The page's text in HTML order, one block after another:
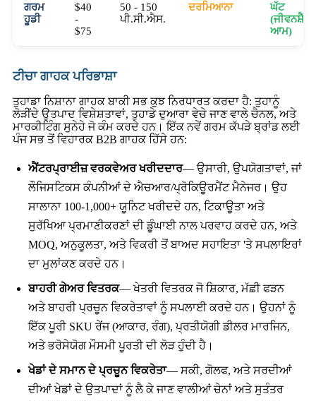
ਗਰਮ
ਹੂਡੀ
$40
-
$75
50 - 150
ਪੀ.ਸੀ.ਐਸ.
ਦਰਮਿਆਨਾ
ਘੱਟ
ਆਮ)
ਟੀਚਾ ਗਾਹਕ ਪਰਿਭਾਸ਼ਾ
ਤੁਹਾਡਾ ਨਿਸ਼ਾਨਾ ਗਾਹਕ ਬਾਕੀ ਸਭ ਕੁਝ ਨਿਰਧਾਰਤ ਕਰਦਾ ਹੈ: ਤੁਹਾਨੂੰ
ਲੋੜੀਂਦੇ ਉਤਪਾਦ ਵਿਸ਼ੇਸ਼ਤਾਵਾਂ, ਤੁਹਾਡੇ ਦੁਆਰਾ ਵੇਚੇ ਜਾਣ ਵਾਲੇ ਚੈਨਲ, ਅਤੇ
ਮਾਰਕੀਟਿੰਗ ਸੁਨੇਹੇ ਜੋ ਕੰਮ ਕਰਦੇ ਹਨ। ਇੱਕ ਨਵੇਂ ਗਰਮ ਕੱਪੜੇ ਬ੍ਰਾਂਡ ਲਈ
ਪੰਜ ਸਭ ਤੋਂ ਵਿਹਾਰਕ B2B ਗਾਹਕ ਹਿੱਸੇ ਹਨ:
ਐਂਟਰਪ੍ਰਾਈਜ਼ ਵਰਕਵੇਅਰ ਖਰੀਦਦਾਰ— ਉਸਾਰੀ, ਉਪਯੋਗਤਾਵਾਂ, ਜਾਂ
ਲੌਜਿਸਟਿਕਸ ਕੰਪਨੀਆਂ ਦੇ ਐਚਆਰ/ਪ੍ਰੋਕਿਊਰਮੈਂਟ ਮੈਨੇਜਰ। ਉਹ
ਸਾਲਾਨਾ 100-1,000+ ਯੂਨਿਟ ਖਰੀਦਦੇ ਹਨ, ਟਿਕਾਊਤਾ ਅਤੇ
ਸੁਰੱਖਿਆ ਪ੍ਰਮਾਣੀਕਰਣਾਂ ਦੀ ਡੂੰਘਾਈ ਨਾਲ ਪਰਵਾਹ ਕਰਦੇ ਹਨ, ਅਤੇ
MOQ, ਅਨੁਕੂਲਤਾ, ਅਤੇ ਵਿਕਰੀ ਤੋਂ ਬਾਅਦ ਸਹਾਇਤਾ 'ਤੇ ਸਪਲਾਇਰਾਂ
ਦਾ ਮੁਲਾਂਕਣ ਕਰਦੇ ਹਨ।
ਬਾਹਰੀ ਗੇਅਰ ਵਿਤਰਕ— ਖੇਤਰੀ ਵਿਤਰਕ ਜੋ ਸ਼ਿਕਾਰ, ਮੱਛੀ ਫੜਨ
ਅਤੇ ਬਾਹਰੀ ਪ੍ਰਚੂਨ ਵਿਕਰੇਤਾਵਾਂ ਨੂੰ ਸਪਲਾਈ ਕਰਦੇ ਹਨ। ਉਹਨਾਂ ਨੂੰ
ਇੱਕ ਪੂਰੀ SKU ਰੇਂਜ (ਆਕਾਰ, ਰੰਗ), ਪ੍ਰਤੀਯੋਗੀ ਡੀਲਰ ਮਾਰਜਿਨ,
ਅਤੇ ਭਰੋਸੇਯੋਗ ਮੌਸਮੀ ਪੂਰਤੀ ਦੀ ਲੋੜ ਹੁੰਦੀ ਹੈ।
ਖੇਡਾਂ ਦੇ ਸਮਾਨ ਦੇ ਪ੍ਰਚੂਨ ਵਿਕਰੇਤਾ— ਸਕੀ, ਗੋਲਫ, ਅਤੇ ਸਰਦੀਆਂ
ਦੀਆਂ ਖੇਡਾਂ ਦੇ ਉਤਪਾਦਾਂ ਨੂੰ ਲੈ ਕੇ ਜਾਣ ਵਾਲੀਆਂ ਚੇਨਾਂ ਅਤੇ ਸੁਤੰਤਰ